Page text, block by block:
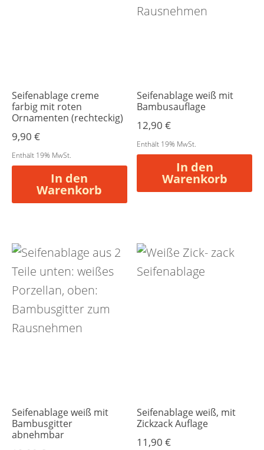
Seifenablage creme
farbig mit roten
Ornamenten (rechteckig)
9,90 €
Enthält 19% MwSt.
In den
Warenkorb
Seifenablage weiß mit
Bambusauflage
12,90€
Enthält 19% MwSt.
In den
Warenkorb
Seifenablage weiß mit
Bambusgitter
abnehmbar
Seifenablage weiß, mit
Zickzack Auflage
11,90€